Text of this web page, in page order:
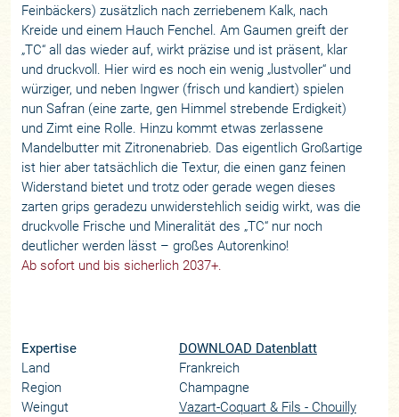
Feinbäckers) zusätzlich nach zerriebenem Kalk, nach
Kreide und einem Hauch Fenchel. Am Gaumen greift der
„TC“ all das wieder auf, wirkt präzise und ist präsent, klar
und druckvoll. Hier wird es noch ein wenig „lustvoller“ und
würziger, und neben Ingwer (frisch und kandiert) spielen
nun Safran (eine zarte, gen Himmel strebende Erdigkeit)
und Zimt eine Rolle. Hinzu kommt etwas zerlassene
Mandelbutter mit Zitronenabrieb. Das eigentlich Großartige
ist hier aber tatsächlich die Textur, die einen ganz feinen
Widerstand bietet und trotz oder gerade wegen dieses
zarten grips geradezu unwiderstehlich seidig wirkt, was die
druckvolle Frische und Mineralität des „TC“ nur noch
deutlicher werden lässt – großes Autorenkino!
Ab sofort und bis sicherlich 2037+.
Expertise
DOWNLOAD Datenblatt
Land
Frankreich
Region
Champagne
Weingut
Vazart-Coquart & Fils - Chouilly